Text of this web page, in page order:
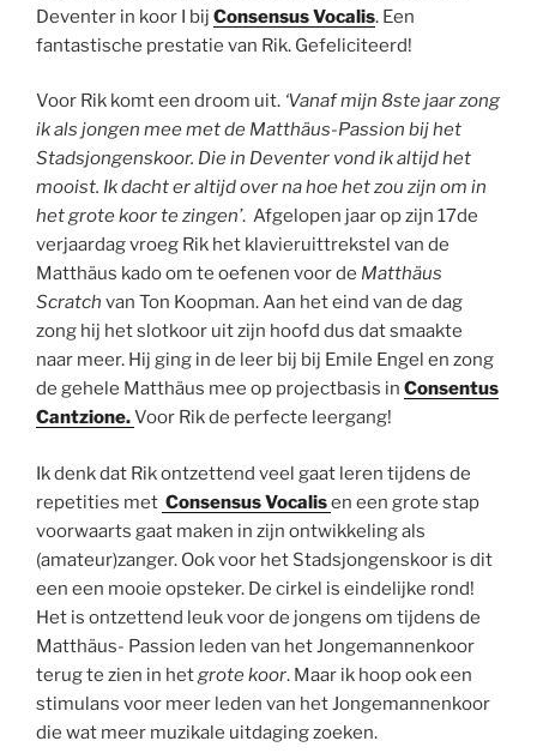
Deventer in koor I bij Consensus Vocalis. Een
fantastische prestatie van Rik. Gefeliciteerd!
Voor Rik komt een droom uit. ‘Vanaf mijn 8ste jaar zong
ik als jongen mee met de Matthäus-Passion bij het
Stadsjongenskoor. Die in Deventer vond ik altijd het
mooist. Ik dacht er altijd over na hoe het zou zijn om in
het grote koor te zingen’. Afgelopen jaar op zijn 17de
verjaardag vroeg Rik het klavieruittrekstel van de
Matthäus kado om te oefenen voor de Matthäus
Scratch van Ton Koopman. Aan het eind van de dag
zong hij het slotkoor uit zijn hoofd dus dat smaakte
naar meer. Hij ging in de leer bij bij Emile Engel en zong
de gehele Matthäus mee op projectbasis in Consentus
Cantzione.Voor Rik de perfecte leergang!
Ik denk dat Rik ontzettend veel gaat leren tijdens de
repetities met Consensus Vocalisen een grote stap
voorwaarts gaat maken in zijn ontwikkeling als
(amateur)zanger. Ook voor het Stadsjongenskoor is dit
een een mooie opsteker. De cirkel is eindelijke rond!
Het is ontzettend leuk voor de jongens om tijdens de
Matthäus- Passion leden van het Jongemannenkoor
terug te zien in hetgrote koor. Maar ik hoop ook een
stimulans voor meer leden van het Jongemannenkoor
die wat meer muzikale uitdaging zoeken.